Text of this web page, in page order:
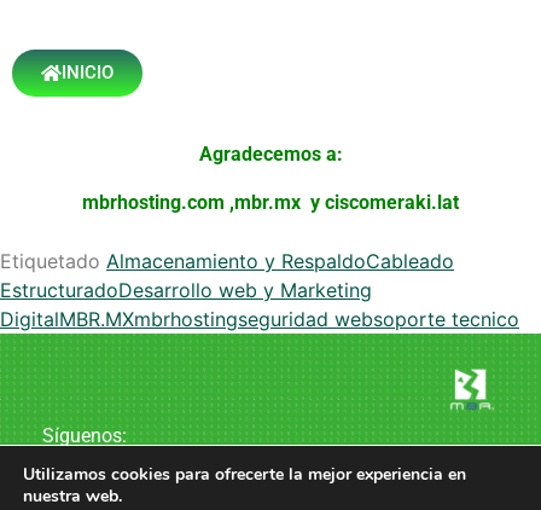
INICIO
Agradecemos a:
mbrhosting.com ,mbr.mx y ciscomeraki.lat
Etiquetado Almacenamiento y RespaldoCableado
EstructuradoDesarrollo web y Marketing
DigitalMBR.MXmbrhostingseguridad websoporte tecnico
Síguenos:
Utilizamos cookies para ofrecerte la mejor experiencia en
nuestra web.